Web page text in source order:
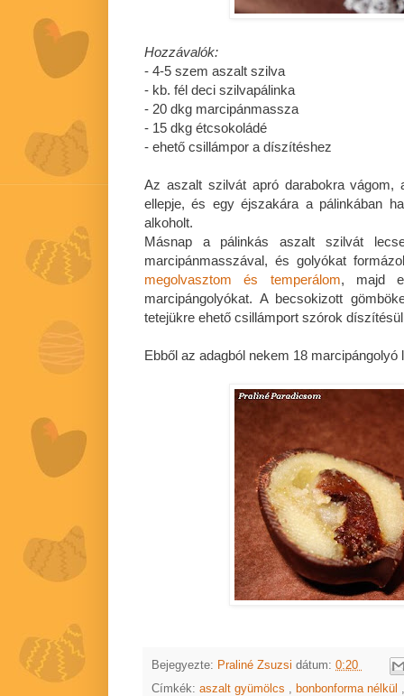
Hozzávalók:
- 4-5 szem aszalt szilva
- kb. fél deci szilvapálinka
- 20 dkg marcipánmassza
- 15 dkg étcsokoládé
- ehető csillámpor a díszítéshez
Az aszalt szilvát apró darabokra vágom,
ellepje, és egy éjszakára a pálinkában
alkoholt.
Másnap a pálinkás aszalt szilvát
marcipánmasszával, és golyókat
megolvasztom és temperálom, majd
marcipángolyókat. A becsokizott
tetejükre ehető csillámport szórok
Ebből az adagból nekem 18 marcipángolyó
Bejegyezte: Praliné Zsuzsi dátum: 0:20
Címkék: aszalt gyümölcs , bonbonforma nélkül